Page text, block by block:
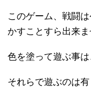
このゲーム、戦闘
かすことすら出来ま
色を塗って遊ぶ事は
それらで遊ぶのは